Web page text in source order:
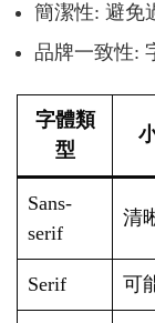
簡潔性: 避免
品牌一致性:
字體類
型
Sans-
serif
清
Serif 可